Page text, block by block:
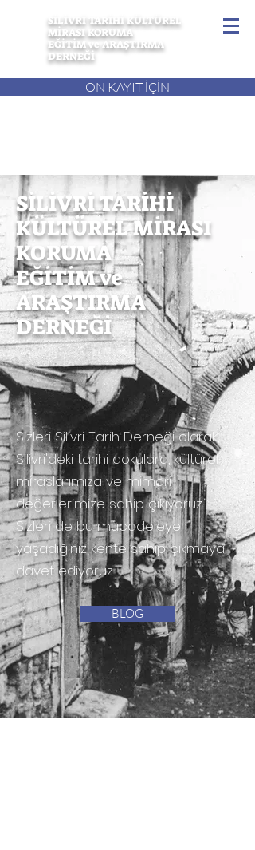
SİLİVRİ TARİHİ KÜLTÜREL
MİRASI KORUMA
EĞİTİM ve ARAŞTIRMA
DERNEĞİ
ÖN KAYIT İÇİN
SİLİVRİ TARİHİ
KÜLTÜREL MİRASI
KORUMA
EĞİTİM ve
ARAŞTIRMA
DERNEĞİ
Sizleri Silivri Tarih Derneği olarak,
Silivri'deki tarihi dokulara, kültürel
miraslarımıza ve mimari
değerlerimize sahip çıkıyoruz.
Sizleri de bu mücadeleye,
yaşadığınız kente sahip çıkmaya
davet ediyoruz.
BLOG